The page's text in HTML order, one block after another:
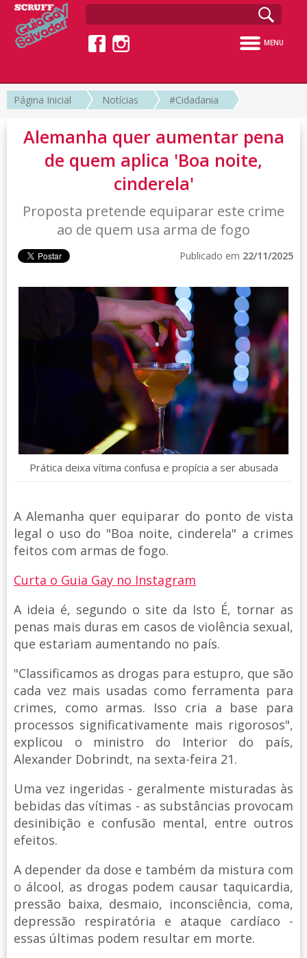
MENU
Página Inicial Notícias #Cidadania
Alemanha quer aumentar pena
de quem aplica 'Boa noite,
cinderela'
Proposta pretende equiparar este crime
ao de quem usa arma de fogo
Publicado em 22/11/2025
Prática deixa vítima confusa e propícia a ser abusada
A Alemanha quer equiparar do ponto de vista
legal o uso do "Boa noite, cinderela" a crimes
feitos com armas de fogo.
Curta o Guia Gay no Instagram
A ideia é, segundo o site da Isto É, tornar as
penas mais duras em casos de violência sexual,
que estariam aumentando no país.
"Classificamos as drogas para estupro, que são
cada vez mais usadas como ferramenta para
crimes, como armas. Isso cria a base para
processos significativamente mais rigorosos",
explicou o ministro do Interior do país,
Alexander Dobrindt, na sexta-feira 21.
Uma vez ingeridas - geralmente misturadas às
bebidas das vítimas - as substâncias provocam
desinibição e confusão mental, entre outros
efeitos.
A depender da dose e também da mistura com
o álcool, as drogas podem causar taquicardia,
pressão baixa, desmaio, inconsciência, coma,
depressão respiratória e ataque cardíaco -
essas últimas podem resultar em morte.